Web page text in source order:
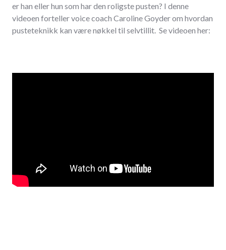
er han eller hun som har den roligste pusten? I denne
videoen forteller voice coach Caroline Goyder om hvordan
pusteteknikk kan være nøkkel til selvtillit. Se videoen her: